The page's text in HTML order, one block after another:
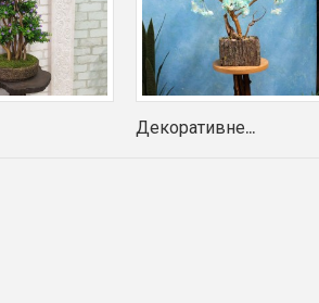
Декоративне...